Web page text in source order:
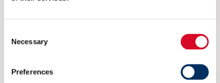
Selection
Necessary
Preferences